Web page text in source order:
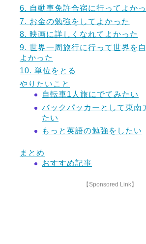
6. 自動車免許合宿に行ってよか
7. お金の勉強をしてよかった
8. 映画に詳しくなれてよかった
9. 世界一周旅行に行って世界を
よかった
10. 単位をとる
やりたいこと
自転車1人旅にでてみたい
バックパッカーとして東南
たい
もっと英語の勉強をしたい
まとめ
おすすめ記事
【Sponsored Link】